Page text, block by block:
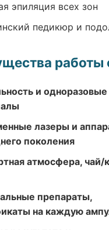
эпиляция всех зон
педикюр и
работы
и одноразовые
лазеры и
поколения
атмосфера, чай/
препараты,
на каждую